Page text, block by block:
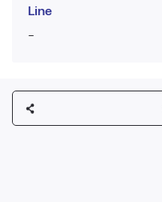
Line
-